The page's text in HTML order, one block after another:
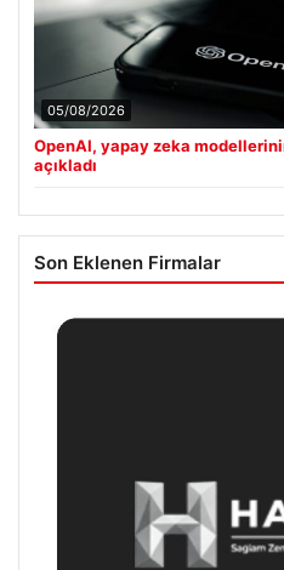
05/08/2026
OpenAI, yapay zeka modellerinin
açıkladı
Son Eklenen Firmalar